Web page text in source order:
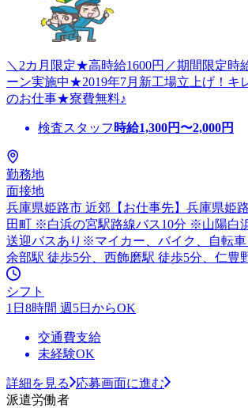
＼2カ月限定★高時給1600円／期間限定時
ーン実施中★2019年7月新工場立上げ！キ
のお仕事★寮費無料♪
検査スタッフ 時給1,300円〜2,000円
勤務地
面接地
兵庫県姫路市 近郊【お仕事先】兵庫県姫
田町 ※白浜の宮駅路線バス10分 ※山陽白
送迎バスあり※マイカー、バイク、自転車
余部駅 徒歩5分、西飾磨駅 徒歩5分、仁豊
シフト
1日8時間 週5日からOK
交通費支給
未経験OK
詳細を見る
応募画面に進む
派遣労働者